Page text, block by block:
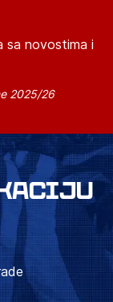
sa novostima i
2025/26